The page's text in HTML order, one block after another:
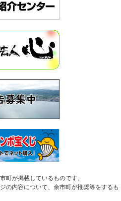
町が掲載しているものです。
の内容について、余市町が推奨等をするも